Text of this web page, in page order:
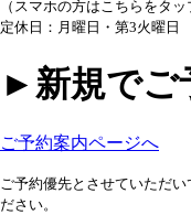
（スマホの方はこちらをタッ
定休日：月曜日・第3火曜日
►︎新規でご
ご予約案内ページへ
ご予約優先とさせていただ
ださい。